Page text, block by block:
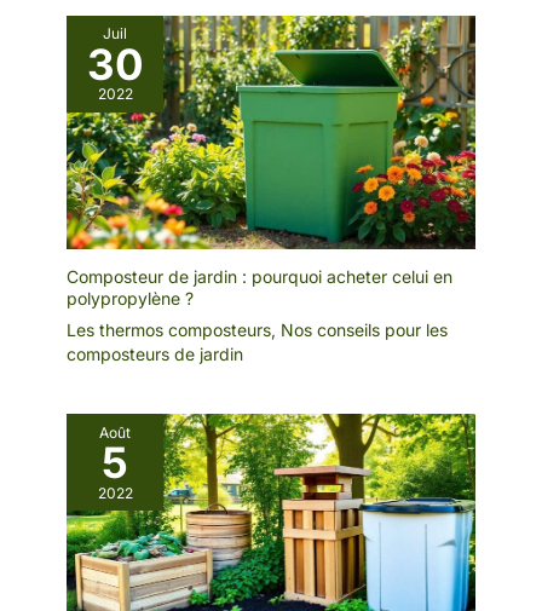
Juil
30
2022
Composteur de jardin : pourquoi acheter celui en
polypropylène ?
Les thermos composteurs, Nos conseils pour les
composteurs de jardin
Août
5
2022